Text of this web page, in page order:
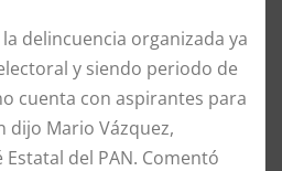
delincuencia organizada ya
y siendo periodo de
cuenta con aspirantes para
dijo Mario Vázquez,
del PAN. Comentó